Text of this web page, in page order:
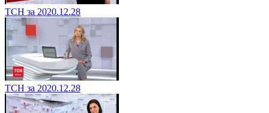
ТСН за 2020.12.28
ТСН за 2020.12.28